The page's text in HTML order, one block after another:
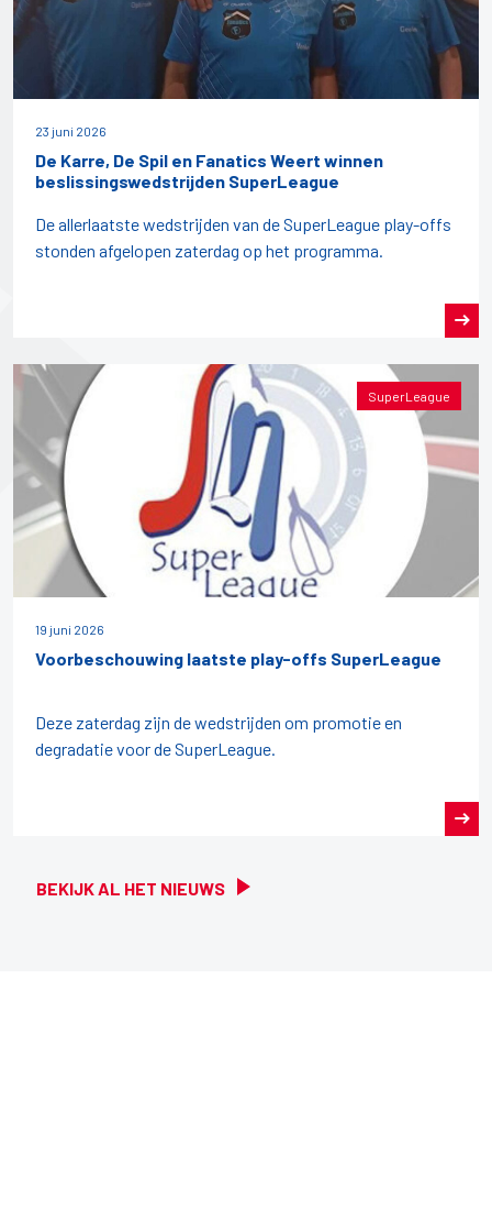
BEKIJK AL HET NIEUWS
23 juni 2026
De Karre, De Spil en Fanatics Weert winnen
beslissingswedstrijden SuperLeague
De allerlaatste wedstrijden van de SuperLeague play-offs
stonden afgelopen zaterdag op het programma.
SuperLeague
19 juni 2026
Voorbeschouwing laatste play-offs SuperLeague
Deze zaterdag zijn de wedstrijden om promotie en
degradatie voor de SuperLeague.